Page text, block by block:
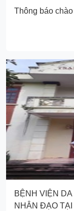
Thông báo
BỆNH VIỆN
NHÂN ĐẠO